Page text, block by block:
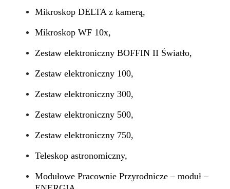
Mikroskop DELTA z kamerą,
Mikroskop WF 10x,
Zestaw elektroniczny BOFFIN II Światło,
Zestaw elektroniczny 100,
Zestaw elektroniczny 300,
Zestaw elektroniczny 500,
Zestaw elektroniczny 750,
Teleskop astronomiczny,
Modułowe Pracownie Przyrodnicze – moduł –